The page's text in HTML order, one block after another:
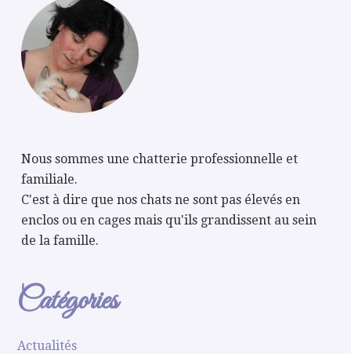
Nous sommes une chatterie professionnelle et
familiale.
C'est à dire que nos chats ne sont pas élevés en
enclos ou en cages mais qu'ils grandissent au sein
de la famille.
Catégories
Actualités